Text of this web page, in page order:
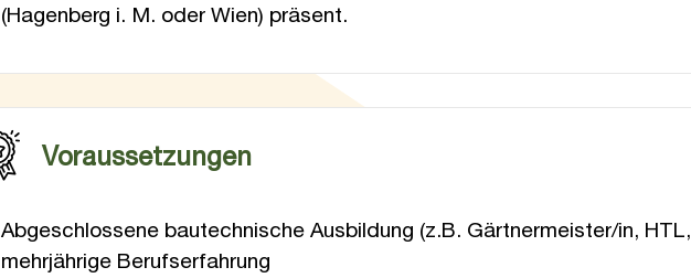
(Hagenberg i. M. oder Wien) präsent.
Voraussetzungen
Abgeschlossene bautechnische Ausbildung (z.B. Gärtnermeister/in,
mehrjährige Berufserfahrung